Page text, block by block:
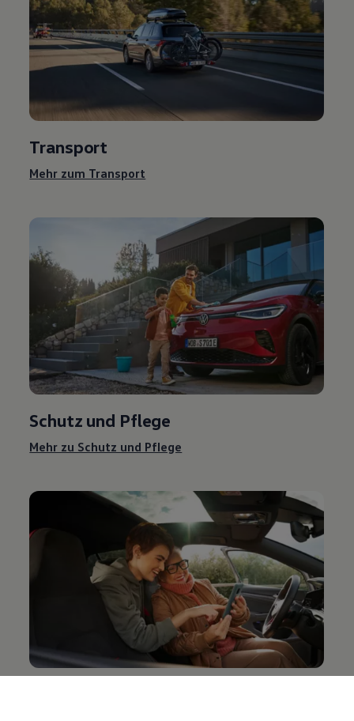
Transport
Mehr zum Transport
Schutz und Pflege
Mehr zu Schutz und Pflege